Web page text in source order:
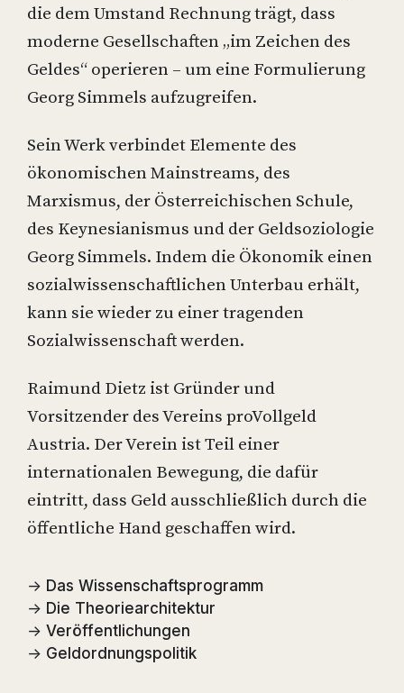
die dem Umstand Rechnung trägt, dass
moderne Gesellschaften „im Zeichen des
Geldes“ operieren – um eine Formulierung
Georg Simmels aufzugreifen.
Sein Werk verbindet Elemente des
ökonomischen Mainstreams, des
Marxismus, der Österreichischen Schule,
des Keynesianismus und der Geldsoziologie
Georg Simmels. Indem die Ökonomik einen
sozialwissenschaftlichen Unterbau erhält,
kann sie wieder zu einer tragenden
Sozialwissenschaft werden.
Raimund Dietz ist Gründer und
Vorsitzender des Vereins proVollgeld
Austria. Der Verein ist Teil einer
internationalen Bewegung, die dafür
eintritt, dass Geld ausschließlich durch die
öffentliche Hand geschaffen wird.
→ Das Wissenschaftsprogramm
→ Die Theoriearchitektur
→ Veröffentlichungen
→ Geldordnungspolitik